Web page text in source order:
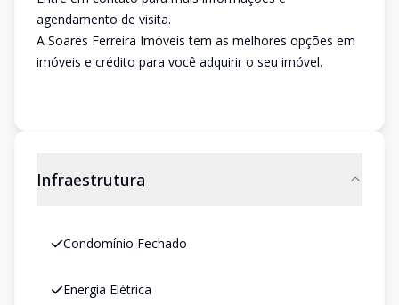
agendamento de visita.
A Soares Ferreira Imóveis tem as melhores opções em
imóveis e crédito para você adquirir o seu imóvel.
Infraestrutura
Condomínio Fechado
Energia Elétrica